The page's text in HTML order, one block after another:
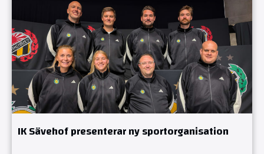
IK Sävehof presenterar ny sportorganisation